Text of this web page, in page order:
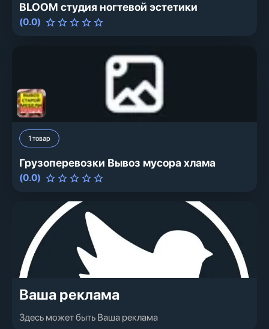
BLOOM студия ногтевой эстетики
(0.0)
1 товар
Грузоперевозки Вывоз мусора хлама
(0.0)
Ваша реклама
Здесь может быть Ваша реклама